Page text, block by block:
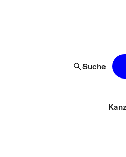
Suche